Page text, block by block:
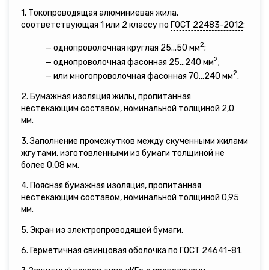
1. Токопроводящая алюминиевая жила,
соответствующая 1 или 2 классу по ГОСТ 22483-2012:
— однопроволочная круглая 25...50 мм2;
— однопроволочная фасонная 25...240 мм2;
— или многопроволочная фасонная 70...240 мм2.
2. Бумажная изоляция жилы, пропитанная
нестекающим составом, номинальной толщиной 2,0
мм.
3. Заполнение промежутков между скученными жилами
жгутами, изготовленными из бумаги толщиной не
более 0,08 мм.
4. Поясная бумажная изоляция, пропитанная
нестекающим составом, номинальной толщиной 0,95
мм.
5. Экран из электропроводящей бумаги.
6. Герметичная свинцовая оболочка по ГОСТ 24641-81.